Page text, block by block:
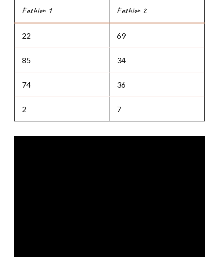
Fashion 1 Fashion 2
22 69
85 34
74 36
2 7